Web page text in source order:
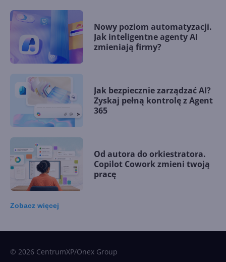
Nowy poziom automatyzacji.
Jak inteligentne agenty AI
zmieniają firmy?
Jak bezpiecznie zarządzać AI?
Zyskaj pełną kontrolę z Agent
365
Od autora do orkiestratora.
Copilot Cowork zmieni twoją
pracę
Zobacz więcej
© 2026 CentrumXP/Onex Group